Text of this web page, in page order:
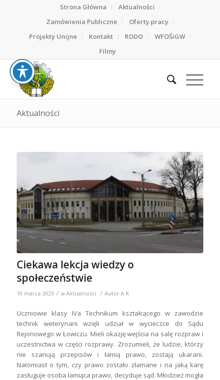
Strona Główna
Aktualności
Zamówienia Publiczne
Oferty pracy
Projekty Unijne
Kontakt RODO
WFOŚiGW
Filmy
Aktualności
Ciekawa lekcja wiedzy o
społeczeństwie
10 marca 2023 / w Aktualności / Autor A K
Uczniowie klasy IVa Technikum kształcącego w zawodzie
technik weterynarii wzięli udział w wycieczce do Sądu
Rejonowego w Łowiczu. Mieli okazję wejścia na salę rozpraw i
uczestnictwa w części rozprawy. Zrozumieli, że ludzie, którzy
nie szanują przepisów i łamią prawo, zostają ukarani.
Natomiast o tym, czy prawo zostało złamane i na jaką karę
zasługuje osoba łamiąca prawo, decyduje sąd. Młodzież mogła